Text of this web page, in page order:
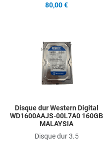
80,00 €
Add to Compare
Disque dur Western Digital
WD1600AAJS-00L7A0 160GB
MALAYSIA
Disque dur 3.5